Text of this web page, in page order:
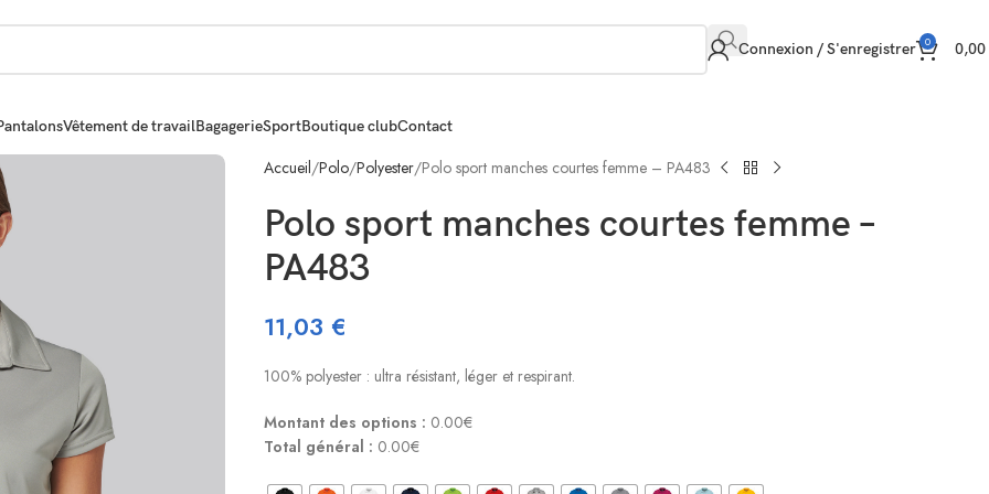
Connexion / S'enregistrer 0 0,00
Vêtement de travailBagagerieSportBoutique clubContact
Accueil Polo Polyester Polo sport manches courtes femme – PA483
Polo sport manches courtes femme –
PA483
11,03 €
100% polyester : ultra résistant, léger et respirant.
Montant des options : 0.00€
Total général : 0.00€